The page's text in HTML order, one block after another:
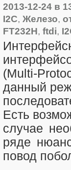
2013-12-24 в
I2C, Железо,
FT232H, ftdi,
(Multi-
данный
Есть
случае
ряде
повод